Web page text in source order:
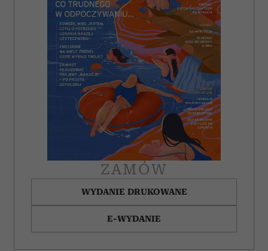
ZAMÓW
WYDANIE DRUKOWANE
E-WYDANIE